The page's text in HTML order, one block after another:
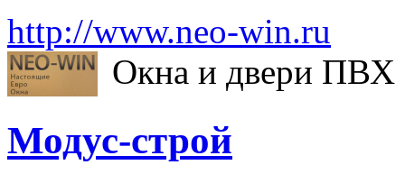
http://www.neo-win.ru
Окна и двери ПВХ
Модус-строй